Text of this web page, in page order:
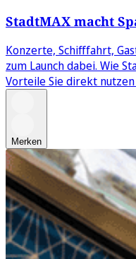
StadtMAX macht
Konzerte, Schifffahrt,
zum Launch dabei. Wie
Vorteile Sie direkt
Merken